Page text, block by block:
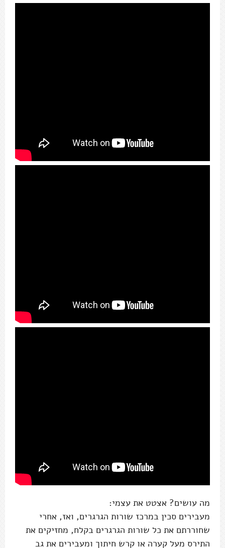
מה עושים? אצטט את עצמי:
מעבירים סכין במרכז שורות הגרגרים, ואז, אחרי
שחוררתם את כל שורות הגרגרים בקלח, מחזיקים את
התירס מעל קערה או קרש חיתוך ומעבירים את גב